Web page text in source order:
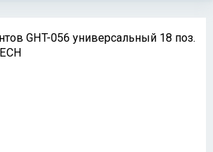
GHT-056 универсальный 18 поз.